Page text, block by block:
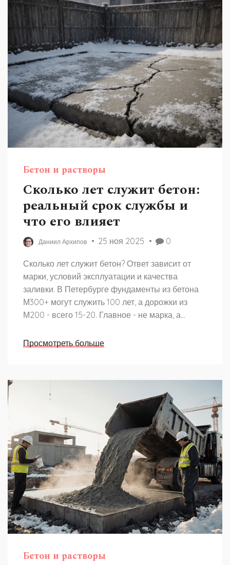
Бетон и растворы
Сколько лет служит бетон:
реальный срок службы и
что его влияет
Даниил Архипов 25 ноя 2025 0
Сколько лет служит бетон? Ответ зависит от
марки, условий эксплуатации и качества
заливки. В Петербурге фундаменты из бетона
М300+ могут служить 100 лет, а дорожки из
М200 - всего 15-20. Главное - не марка, а
Просмотреть больше
Бетон и растворы